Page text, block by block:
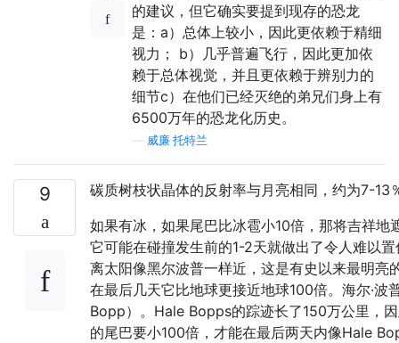
的建议，但它确实要提到现存的恐龙
是：a）总体上较小，因此更依赖于精细
视力； b）几乎普遍飞行，因此更加依
赖于总体视觉，并且更依赖于辨别力的
细节c）在他们已经灭绝的弟兄们身上有
6500万年的恐龙化历史。
威廉·托特兰
9
碳质树枝状晶体的反射率与月亮相同，约为7-13
如果有冰，如果尾巴比冰雹小10倍，那将吉祥地
它可能在碰撞发生前的1-2天就做出了令人难以
离太阳像黑尔波普一样近，这是有史以来最明亮
在最后几天它比地球更接近地球100倍。海尔·波
Bopp）。Hale Bopps的踪迹长了150万公里，
的尾巴要小100倍，才能在最后两天内像Hale